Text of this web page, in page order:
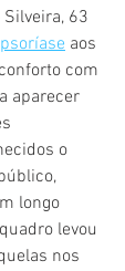
Silveira, 63
aos
com
aparecer
o
longo
levou
nos